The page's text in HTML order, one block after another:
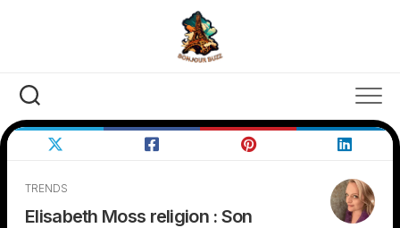
TRENDS
Elisabeth Moss religion : Son